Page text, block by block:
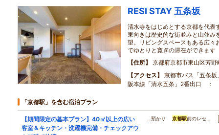
RESI STAY 五条坂
清水寺をはじめとする京都を代表
東向きは歴史的な街並みと山並み
望。リビングスペースもある広々
でゆとりと寛ぎの滞在ができます
住所
京都府京都市東山区芳野
アクセス
京都市バス「五条
阪本線「清水五条」2番出口 ：
「京都駅」を含む宿泊プラン
【期間限定の基本プラン】40㎡以上の広い
客室＆キッチン・洗濯機完備・チェックアウ
…預かり京都駅前のレセ…